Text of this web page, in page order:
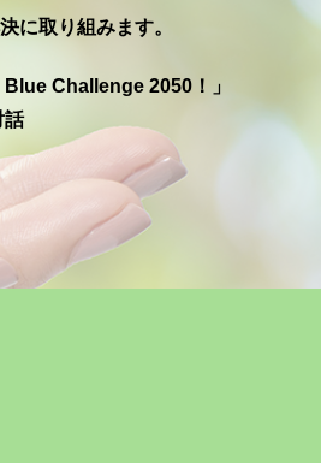
に取り組みます。
Challenge 2050！」
話